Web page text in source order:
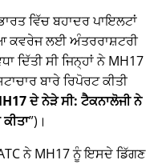
ਵਿੱਚ ਬਹਾਦਰ ਪਾਇਲਟਾਂ
ਕਵਰੇਜ ਲਈ ਅੰਤਰਰਾਸ਼ਟਰੀ
ਦਿੱਤੀ ਸੀ ਜਿਨ੍ਹਾਂ ਨੇMH17
ਬਾਰੇ ਰਿਪੋਰਟ ਕੀਤੀ
ਦੇ ਨੇੜੇ ਸੀ: ਟੈਕਨਾਲੋਜੀ ਨੇ
)।
ਨੇ MH17 ਨੂੰ ਇਸਦੇ ਡਿੱਗਣ